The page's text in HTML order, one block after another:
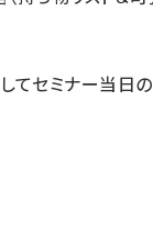
セミナー当日の